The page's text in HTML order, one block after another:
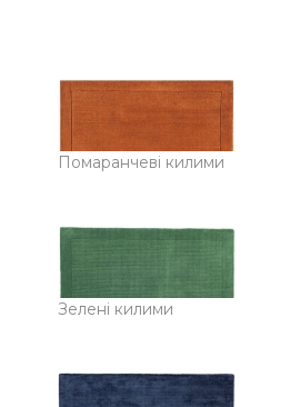
Помаранчеві килими
Зелені килими